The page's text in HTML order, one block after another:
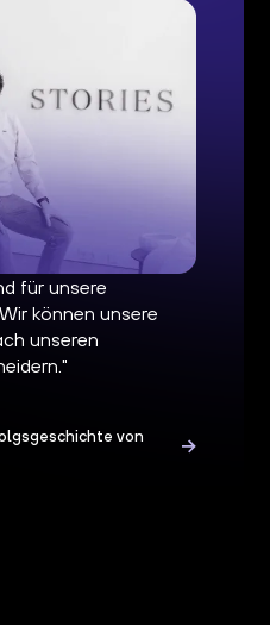
für unsere
können unsere
unseren
von